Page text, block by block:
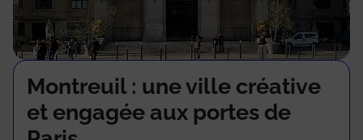
Montreuil : une ville créative
et engagée aux portes de